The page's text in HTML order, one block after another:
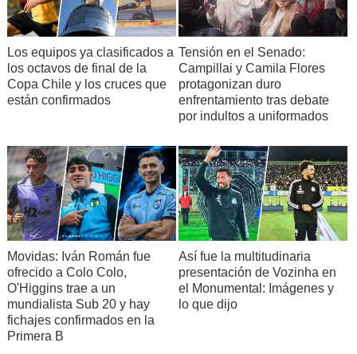
Los equipos ya clasificados a
los octavos de final de la
Copa Chile y los cruces que
están confirmados
Tensión en el Senado:
Campillai y Camila Flores
protagonizan duro
enfrentamiento tras debate
por indultos a uniformados
Movidas: Iván Román fue
ofrecido a Colo Colo,
O'Higgins trae a un
mundialista Sub 20 y hay
fichajes confirmados en la
Primera B
Así fue la multitudinaria
presentación de Vozinha en
el Monumental: Imágenes y
lo que dijo